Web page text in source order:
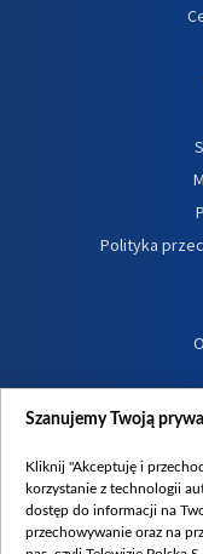
Polityka
Szanujemy Twoją
Kliknij "Akceptuję i
korzystanie z technologii
dostęp do informacji na
przechowywanie oraz na